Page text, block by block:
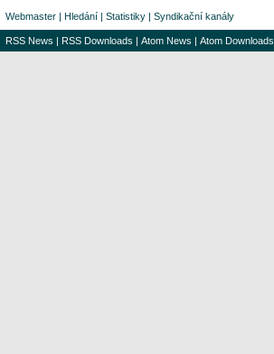
Webmaster | Hledání | Statistiky | Syndikační kanály
RSS News | RSS Downloads | Atom News | Atom Downloads